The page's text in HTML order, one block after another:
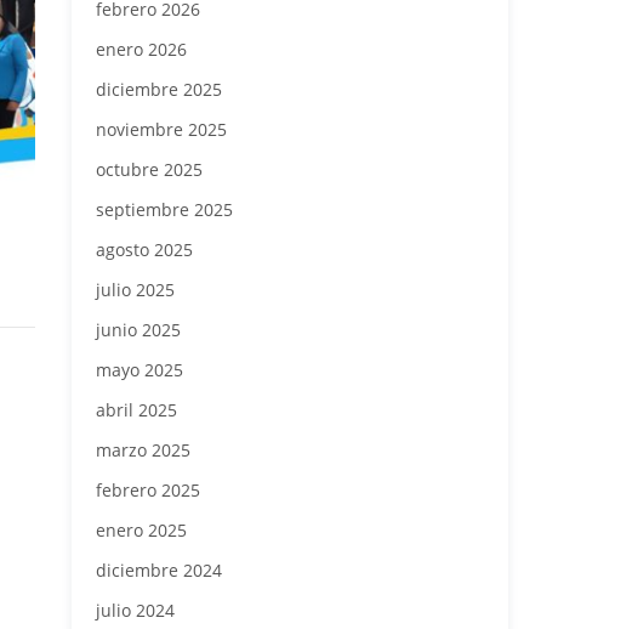
febrero 2026
enero 2026
diciembre 2025
noviembre 2025
octubre 2025
septiembre 2025
agosto 2025
julio 2025
junio 2025
mayo 2025
abril 2025
marzo 2025
febrero 2025
enero 2025
diciembre 2024
julio 2024